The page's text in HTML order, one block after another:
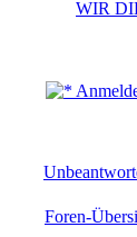
WIR
Foren-